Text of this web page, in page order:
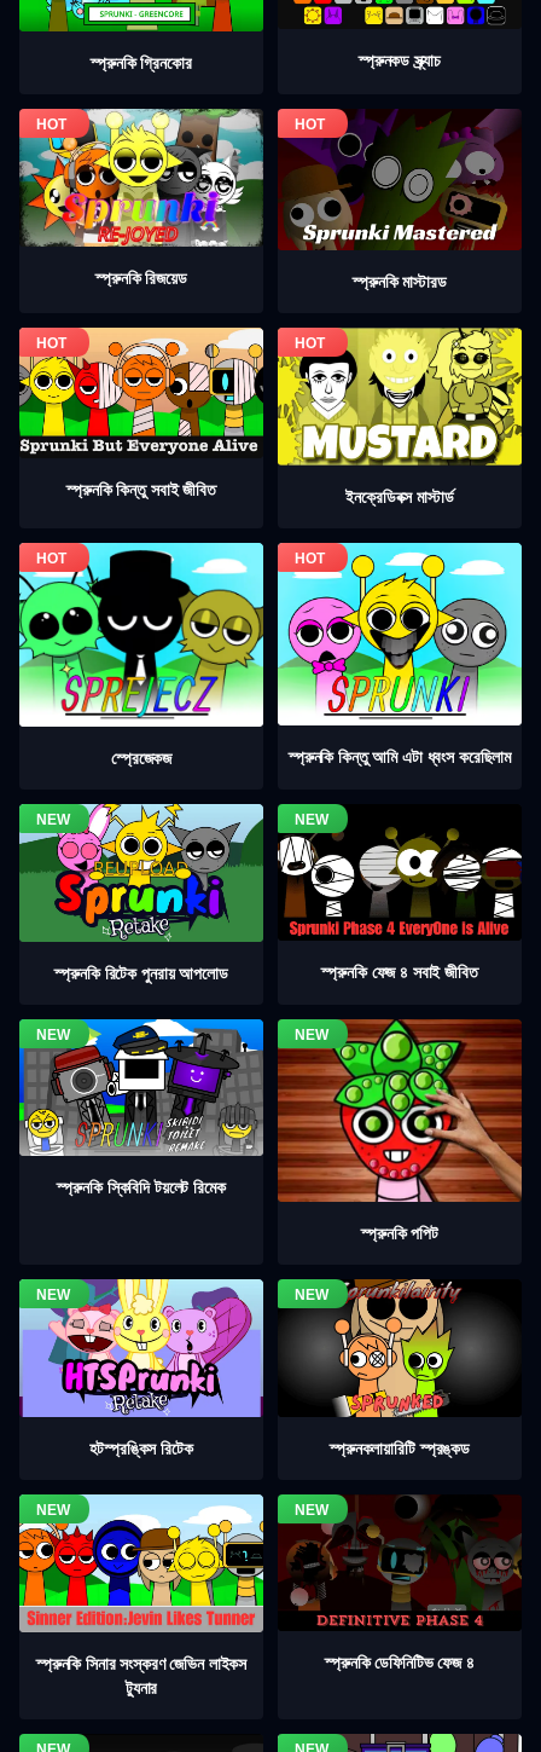
স্প্রুনকি গ্রিনকোর স্প্রুনকড স্ক্র্যাচ
স্প্রুনকি রিজয়েড স্প্রুনকি মাস্টারড
স্প্রুনকি কিন্তু সবাই জীবিত ইনক্রেডিবক্স মাস্টার্ড
স্প্রেজেকজ স্প্রুনকি কিন্তু আমি এটা ধ্বংস করেছিলাম
স্প্রুনকি রিটেক পুনরায় আপলোড স্প্রুনকি ফেজ ৪ সবাই জীবিত
স্প্রুনকি স্কিবিদি টয়লেট রিমেক
স্প্রুনকি পপিট
হটস্প্রঙ্কিস রিটেক স্প্রুনকলায়ারিটি স্প্রঙ্কড
স্প্রুনকি সিনার সংস্করণ জেভিন লাইকস
ট্যুনার
স্প্রুনকি ডেফিনিটিভ ফেজ ৪